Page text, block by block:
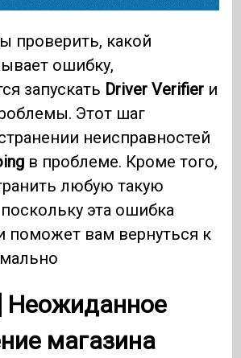
проверить, какой
ошибку,
запускать Driver Verifier и
Этот шаг
неисправностей
в проблеме. Кроме того,
любую такую
эта ошибка
поможет вам вернуться к
Неожиданное
магазина